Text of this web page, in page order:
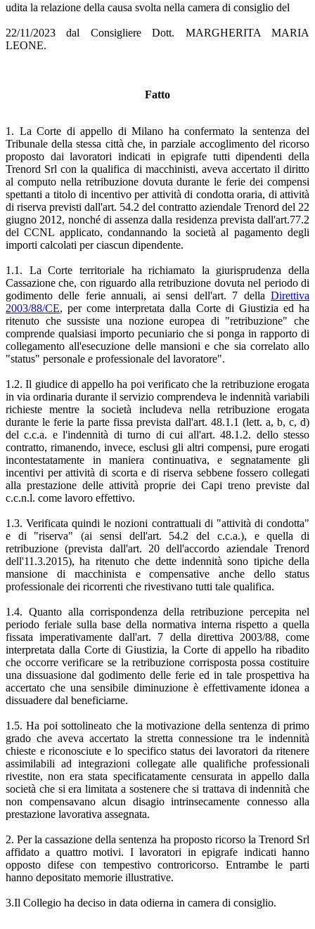
udita la relazione della causa svolta nella camera di consiglio del
22/11/2023 dal Consigliere Dott. MARGHERITA MARIA
LEONE.
Fatto
1. La Corte di appello di Milano ha confermato la sentenza del
Tribunale della stessa città che, in parziale accoglimento del ricorso
proposto dai lavoratori indicati in epigrafe tutti dipendenti della
Trenord Srl con la qualifica di macchinisti, aveva accertato il diritto
al computo nella retribuzione dovuta durante le ferie dei compensi
spettanti a titolo di incentivo per attività di condotta oraria, di attività
di riserva previsti dall'art. 54.2 del contratto aziendale Trenord del 22
giugno 2012, nonché di assenza dalla residenza prevista dall'art.77.2
del CCNL applicato, condannando la società al pagamento degli
importi calcolati per ciascun dipendente.
1.1. La Corte territoriale ha richiamato la giurisprudenza della
Cassazione che, con riguardo alla retribuzione dovuta nel periodo di
godimento delle ferie annuali, ai sensi dell'art. 7 della Direttiva
2003/88/CE, per come interpretata dalla Corte di Giustizia ed ha
ritenuto che sussiste una nozione europea di "retribuzione" che
comprende qualsiasi importo pecuniario che si ponga in rapporto di
collegamento all'esecuzione delle mansioni e che sia correlato allo
"status" personale e professionale del lavoratore".
1.2. Il giudice di appello ha poi verificato che la retribuzione erogata
in via ordinaria durante il servizio comprendeva le indennità variabili
richieste mentre la società includeva nella retribuzione erogata
durante le ferie la parte fissa prevista dall'art. 48.1.1 (lett. a, b, c, d)
del c.c.a. e l'indennità di turno di cui all'art. 48.1.2. dello stesso
contratto, rimanendo, invece, esclusi gli altri compensi, pure erogati
incontestatamente in maniera continuativa, e segnatamente gli
incentivi per attività di scorta e di riserva sebbene fossero collegati
alla prestazione delle attività proprie dei Capi treno previste dal
c.c.n.l. come lavoro effettivo.
1.3. Verificata quindi le nozioni contrattuali di "attività di condotta"
e di "riserva" (ai sensi dell'art. 54.2 del c.c.a.), e quella di
retribuzione (prevista dall'art. 20 dell'accordo aziendale Trenord
dell'11.3.2015), ha ritenuto che dette indennità sono tipiche della
mansione di macchinista e compensative anche dello status
professionale dei ricorrenti che rivestivano tutti tale qualifica.
1.4. Quanto alla corrispondenza della retribuzione percepita nel
periodo feriale sulla base della normativa interna rispetto a quella
fissata imperativamente dall'art. 7 della direttiva 2003/88, come
interpretata dalla Corte di Giustizia, la Corte di appello ha ribadito
che occorre verificare se la retribuzione corrisposta possa costituire
una dissuasione dal godimento delle ferie ed in tale prospettiva ha
accertato che una sensibile diminuzione è effettivamente idonea a
dissuadere dal beneficiarne.
1.5. Ha poi sottolineato che la motivazione della sentenza di primo
grado che aveva accertato la stretta connessione tra le indennità
chieste e riconosciute e lo specifico status dei lavoratori da ritenere
assimilabili ad integrazioni collegate alle qualifiche professionali
rivestite, non era stata specificatamente censurata in appello dalla
società che si era limitata a sostenere che si trattava di indennità che
non compensavano alcun disagio intrinsecamente connesso alla
prestazione lavorativa assegnata.
2. Per la cassazione della sentenza ha proposto ricorso la Trenord Srl
affidato a quattro motivi. I lavoratori in epigrafe indicati hanno
opposto difese con tempestivo controricorso. Entrambe le parti
hanno depositato memorie illustrative.
3.Il Collegio ha deciso in data odierna in camera di consiglio.